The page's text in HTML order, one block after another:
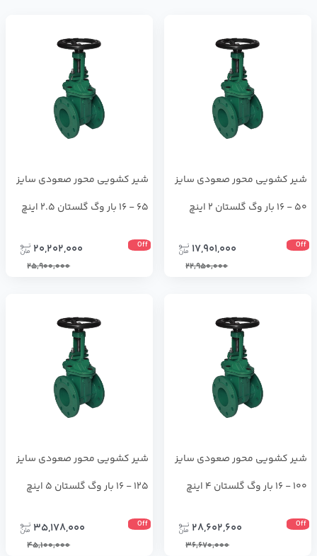
شیر کشویی محور صعودی سایز
50 - 16 بار وگ گلستان 2 اینچ
Off
17,901,000
22,950,000
شیر کشویی محور صعودی سایز
65 - 16 بار وگ گلستان 2.5 اینچ
Off
20,202,000
25,900,000
شیر کشویی محور صعودی سایز
100 - 16 بار وگ گلستان 4 اینچ
Off
28,602,600
36,670,000
شیر کشویی محور صعودی سایز
125 - 16 بار وگ گلستان 5 اینچ
Off
35,178,000
45,100,000